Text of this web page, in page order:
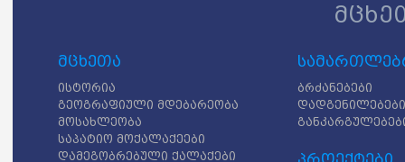
მცხეთა
ისტორია
გეოგრაფიული მდებარეობა
მოსახლეობა
საპატიო მოქალაქეები
დამეგობრებული ქალაქები
ბრძანებები
დადგენილებები